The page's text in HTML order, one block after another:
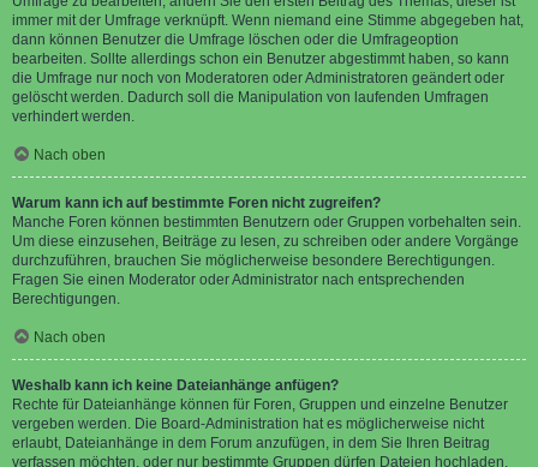
immer mit der Umfrage verknüpft. Wenn niemand eine Stimme abgegeben hat,
dann können Benutzer die Umfrage löschen oder die Umfrageoption
bearbeiten. Sollte allerdings schon ein Benutzer abgestimmt haben, so kann
die Umfrage nur noch von Moderatoren oder Administratoren geändert oder
gelöscht werden. Dadurch soll die Manipulation von laufenden Umfragen
verhindert werden.
Nach oben
Warum kann ich auf bestimmte Foren nicht zugreifen?
Manche Foren können bestimmten Benutzern oder Gruppen vorbehalten sein.
Um diese einzusehen, Beiträge zu lesen, zu schreiben oder andere Vorgänge
durchzuführen, brauchen Sie möglicherweise besondere Berechtigungen.
Fragen Sie einen Moderator oder Administrator nach entsprechenden
Berechtigungen.
Nach oben
Weshalb kann ich keine Dateianhänge anfügen?
Rechte für Dateianhänge können für Foren, Gruppen und einzelne Benutzer
vergeben werden. Die Board-Administration hat es möglicherweise nicht
erlaubt, Dateianhänge in dem Forum anzufügen, in dem Sie Ihren Beitrag
verfassen möchten, oder nur bestimmte Gruppen dürfen Dateien hochladen.